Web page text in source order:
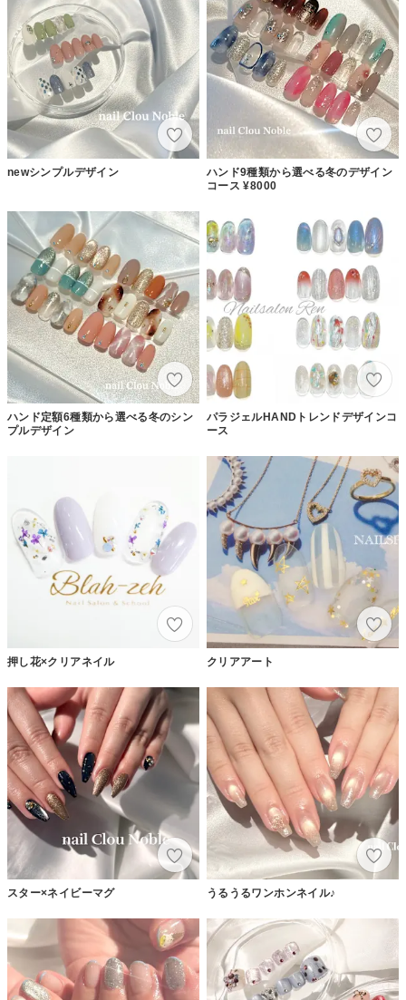
newシンプルデザイン
ハンド9種類から選べる冬のデザイン
コース ¥8000
ハンド定額6種類から選べる冬のシン
プルデザイン
パラジェルHANDトレンドデザインコ
ース
押し花×クリアネイル クリアアート
スター×ネイビーマグ うるうるワンホンネイル♪